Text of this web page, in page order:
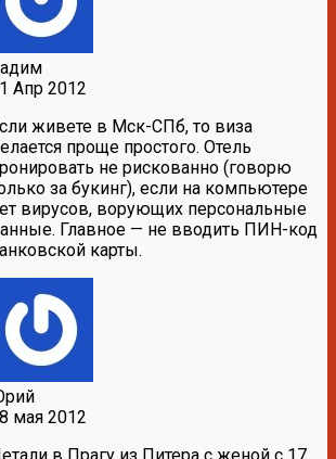
Апр 2012
живете в Мск-СПб, то виза
проще простого. Отель
не рискованно (говорю
за букинг), если на компьютере
вирусов, ворующих персональные
Главное — не вводить ПИН-код
карты.
мая 2012